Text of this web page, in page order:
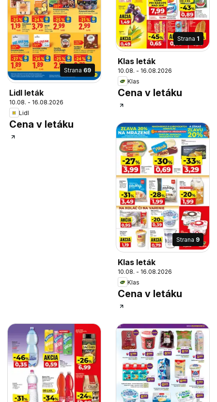
Strana 69
Lidl leták
10.08. - 16.08.2026
Lidl
Cena v letáku
Strana 1
Klas leták
10.08. - 16.08.2026
Klas
Cena v letáku
Strana 9
Klas leták
10.08. - 16.08.2026
Klas
Cena v letáku